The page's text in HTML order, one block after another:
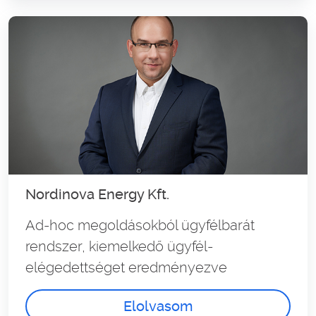
Nordinova Energy Kft.
Ad-hoc megoldásokból ügyfélbarát
rendszer, kiemelkedő ügyfél-
elégedettséget eredményezve
Elolvasom